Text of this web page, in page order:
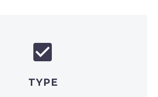


TYPE